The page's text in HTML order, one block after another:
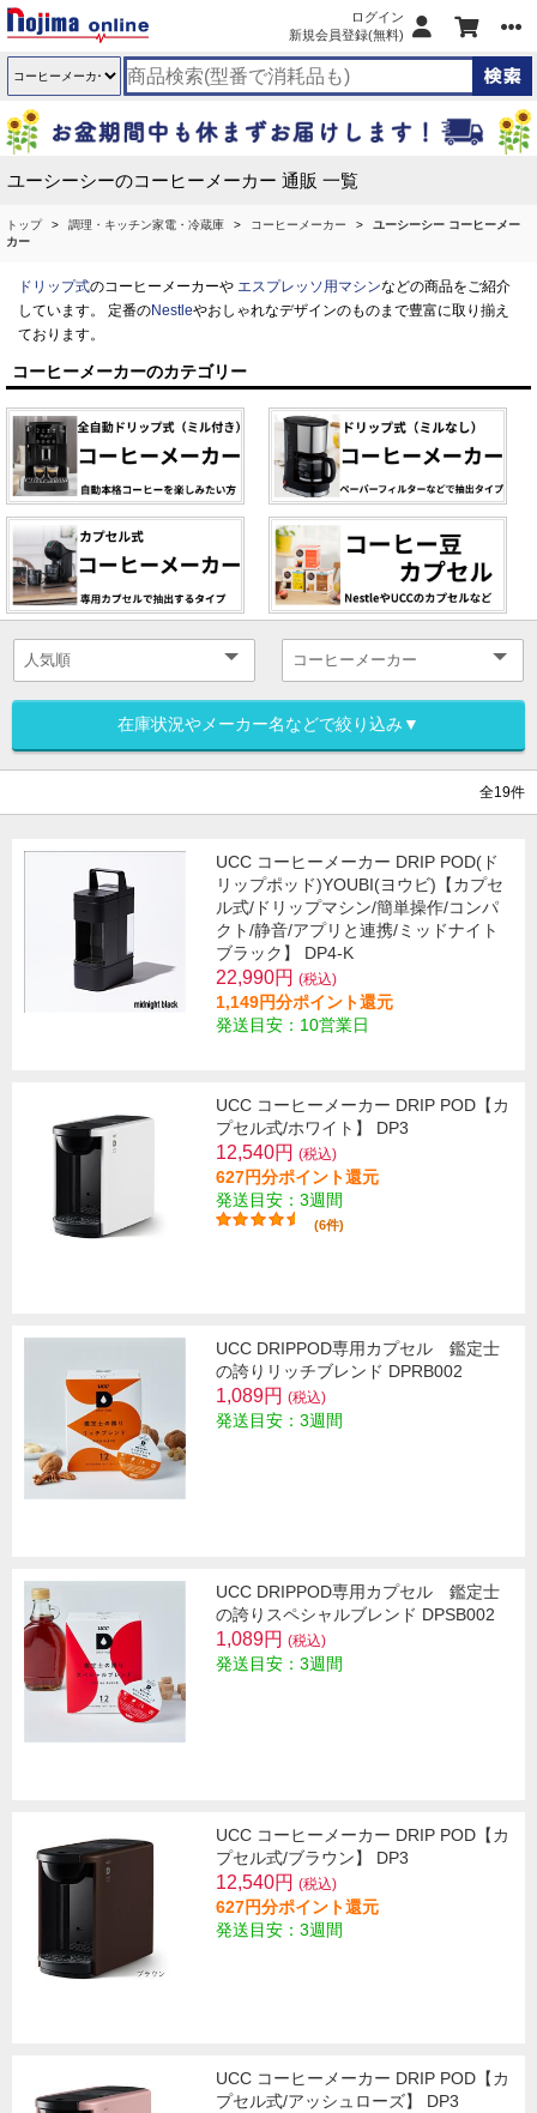
ログイン
新規会員登録(無料)
ユーシーシーのコーヒーメーカー 通販 一覧
トップ 調理・キッチン家電・冷蔵庫 コーヒーメーカー
ユーシーシー コーヒーメー
カー
ドリップ式のコーヒーメーカーや エスプレッソ用マシンなどの商品をご紹介
しています。 定番のNestleやおしゃれなデザインのものまで豊富に取り揃え
ております。
コーヒーメーカーのカテゴリー
在庫状況やメーカー名などで絞り込み▼
全19件
UCC コーヒーメーカー DRIP POD(ド
リップポッド)YOUBI(ヨウビ)【カプセ
ル式/ドリップマシン/簡単操作/コンパ
クト/静音/アプリと連携/ミッドナイト
ブラック】 DP4-K
22,990円 (税込)
1,149円分ポイント還元
発送目安：10営業日
UCC コーヒーメーカー DRIP POD【カ
プセル式/ホワイト】 DP3
12,540円 (税込)
627円分ポイント還元
発送目安：3週間
(6件)
UCC DRIPPOD専用カプセル 鑑定士
の誇りリッチブレンド DPRB002
1,089円 (税込)
発送目安：3週間
UCC DRIPPOD専用カプセル 鑑定士
の誇りスペシャルブレンド DPSB002
1,089円 (税込)
発送目安：3週間
UCC コーヒーメーカー DRIP POD【カ
プセル式/ブラウン】 DP3
12,540円 (税込)
627円分ポイント還元
発送目安：3週間
UCC コーヒーメーカー DRIP POD【カ
プセル式/アッシュローズ】 DP3